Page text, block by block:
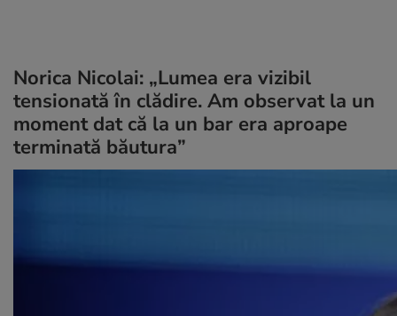
Norica Nicolai: „Lumea era vizibil
tensionată în clădire. Am observat la un
moment dat că la un bar era aproape
terminată băutura”